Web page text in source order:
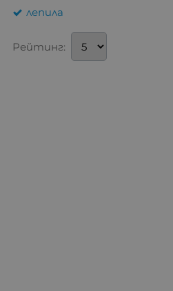
лепила
Рейтинг: